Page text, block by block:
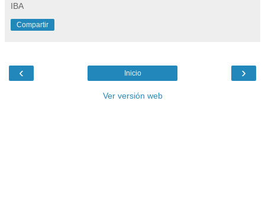
IBA
Compartir
‹ ›
Inicio
Ver versión web